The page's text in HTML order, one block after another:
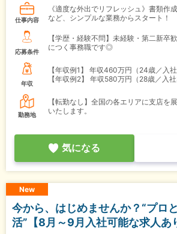
仕事内容
《適度な外出でリフレッシュ》書類作
など、シンプルな業務からスタート！
応募条件
【学歴・経験不問】未経験・第二新卒
につく事務職です◎
年収
【年収例1】
年収460万円（24歳／入社
【年収例2】
年収580万円（28歳／入社
勤務地
【転勤なし】全国の各エリアに支店を
いたします。
気になる
New
今から、はじめませんか？“プロ
活”【8月～9月入社可能な求人あ